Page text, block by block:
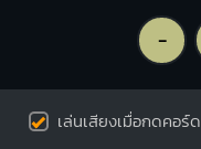
-
เล่นเสียงเมื่อกดคอร์ด